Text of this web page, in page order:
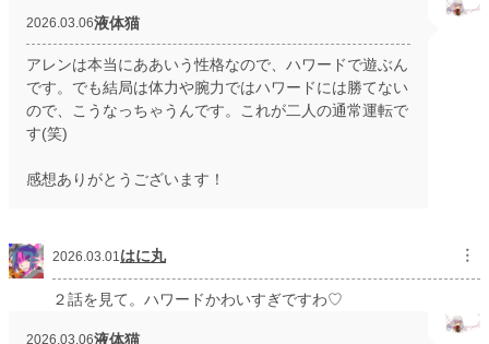
2026.03.06液体猫
アレンは本当にああいう性格なので、ハワードで遊ぶん
です。でも結局は体力や腕力ではハワードには勝てない
ので、こうなっちゃうんです。これが二人の通常運転で
す(笑)
感想ありがとうございます！
2026.03.01はに丸 ︙
２話を見て。ハワードかわいすぎですわ♡
2026.03.06液体猫